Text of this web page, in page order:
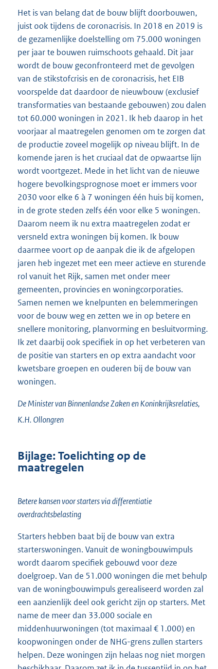
Het is van belang dat de bouw blijft doorbouwen,
juist ook tijdens de coronacrisis. In 2018 en 2019 is
de gezamenlijke doelstelling om 75.000 woningen
per jaar te bouwen ruimschoots gehaald. Dit jaar
wordt de bouw geconfronteerd met de gevolgen
van de stikstofcrisis en de coronacrisis, het EIB
voorspelde dat daardoor de nieuwbouw (exclusief
transformaties van bestaande gebouwen) zou dalen
tot 60.000 woningen in 2021. Ik heb daarop in het
voorjaar al maatregelen genomen om te zorgen dat
de productie zoveel mogelijk op niveau blijft. In de
komende jaren is het cruciaal dat de opwaartse lijn
wordt voortgezet. Mede in het licht van de nieuwe
hogere bevolkingsprognose moet er immers voor
2030 voor elke 6 à 7 woningen één huis bij komen,
in de grote steden zelfs één voor elke 5 woningen.
Daarom neem ik nu extra maatregelen zodat er
versneld extra woningen bij komen. Ik bouw
daarmee voort op de aanpak die ik de afgelopen
jaren heb ingezet met een meer actieve en sturende
rol vanuit het Rijk, samen met onder meer
gemeenten, provincies en woningcorporaties.
Samen nemen we knelpunten en belemmeringen
voor de bouw weg en zetten we in op betere en
snellere monitoring, planvorming en besluitvorming.
Ik zet daarbij ook specifiek in op het verbeteren van
de positie van starters en op extra aandacht voor
kwetsbare groepen en ouderen bij de bouw van
woningen.
De Minister van Binnenlandse Zaken en Koninkrijksrelaties,
K.H. Ollongren
Bijlage: Toelichting op de
maatregelen
Betere kansen voor starters via differentiatie
overdrachtsbelasting
Starters hebben baat bij de bouw van extra
starterswoningen. Vanuit de woningbouwimpuls
wordt daarom specifiek gebouwd voor deze
doelgroep. Van de 51.000 woningen die met behulp
van de woningbouwimpuls gerealiseerd worden zal
een aanzienlijk deel ook gericht zijn op starters. Met
name de meer dan 33.000 sociale en
middenhuurwoningen (tot maximaal € 1.000) en
koopwoningen onder de NHG-grens zullen starters
helpen. Deze woningen zijn helaas nog niet morgen